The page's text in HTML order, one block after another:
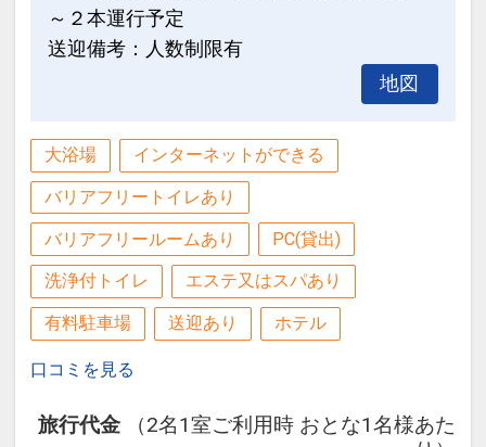
～２本運行予定
送迎備考：人数制限有
地図
大浴場 インターネットができる
バリアフリートイレあり
バリアフリールームあり PC(貸出)
洗浄付トイレ エステ又はスパあり
有料駐車場 送迎あり ホテル
口コミを見る
旅行代金
（2名1室ご利用時 おとな1名様あた